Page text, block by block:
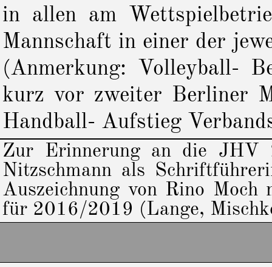
in allen am
Mannschaft in einer der
(Anmerkung: Volleyball-
kurz vor zweiter Berliner
Handball- Aufstieg
Zur Erinnerung an die JHV
Nitzschmann als
Auszeichnung von Rino
für 2016/2019 (Lange,